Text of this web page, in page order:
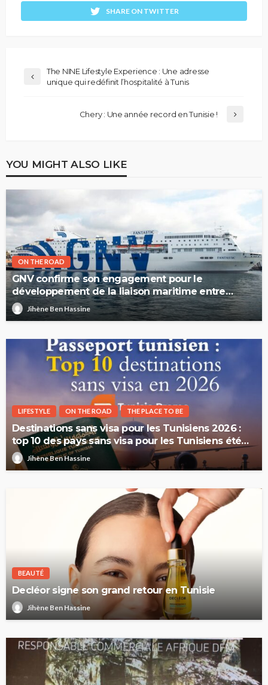
SHARE ON TWITTER
The NINE Lifestyle Experience : Une adresse
unique qui redéfinit l’hospitalité à Tunis
Chery : Une année record en Tunisie !
YOU MIGHT ALSO LIKE
ON THE ROAD
GNV confirme son engagement pour le
développement de la liaison maritime entre
l’Italie et la Tunisie
Jihène Ben Hassine
LIFESTYLE ON THE ROAD THE PLACE TO BE
Destinations sans visa pour les Tunisiens 2026 :
top 10 des pays sans visa pour les Tunisiens été
2026Jihène Ben Hassine
BEAUTÉ
Decléor signe son grand retour en Tunisie
Jihène Ben Hassine